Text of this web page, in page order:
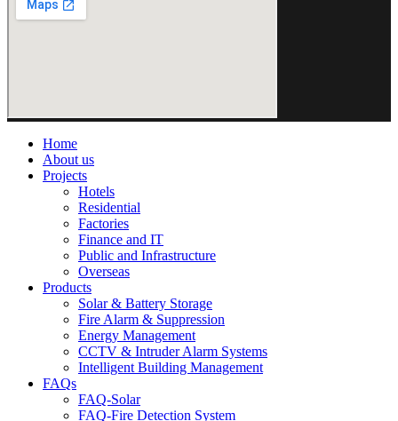
Home
About us
Projects
Hotels
Residential
Factories
Finance and IT
Public and Infrastructure
Overseas
Products
Solar & Battery Storage
Fire Alarm & Suppression
Energy Management
CCTV & Intruder Alarm Systems
Intelligent Building Management
FAQs
FAQ-Solar
FAQ-Fire Detection System